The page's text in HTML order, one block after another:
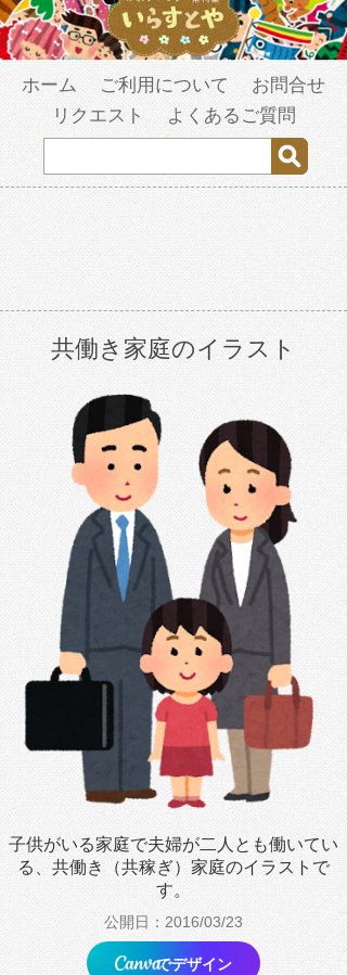
ホーム ご利用について
お問合せ
リクエスト
よくあるご質問
共働き家庭のイラスト
子供がいる家庭で夫婦が二人とも働いてい
る、共働き（共稼ぎ）家庭のイラストで
す。
公開日：2016/03/23
でデザイン